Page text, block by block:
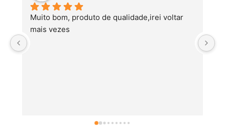
Muito bom, produto de qualidade,irei voltar
mais vezes